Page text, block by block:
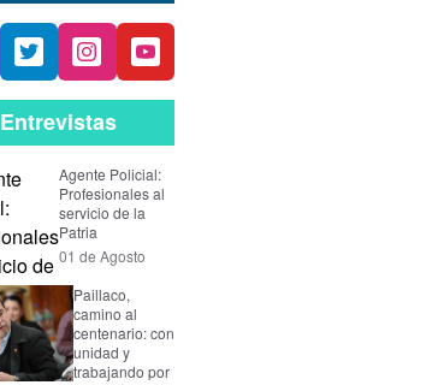
Entrevistas
Agente Policial:
Profesionales al
servicio de la
Patria
01 de Agosto
Paillaco,
camino al
centenario: con
unidad y
trabajando por